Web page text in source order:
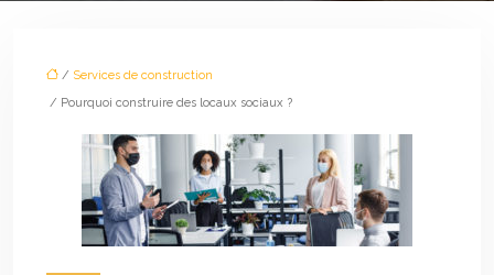
/ Services de construction
/ Pourquoi construire des locaux sociaux ?